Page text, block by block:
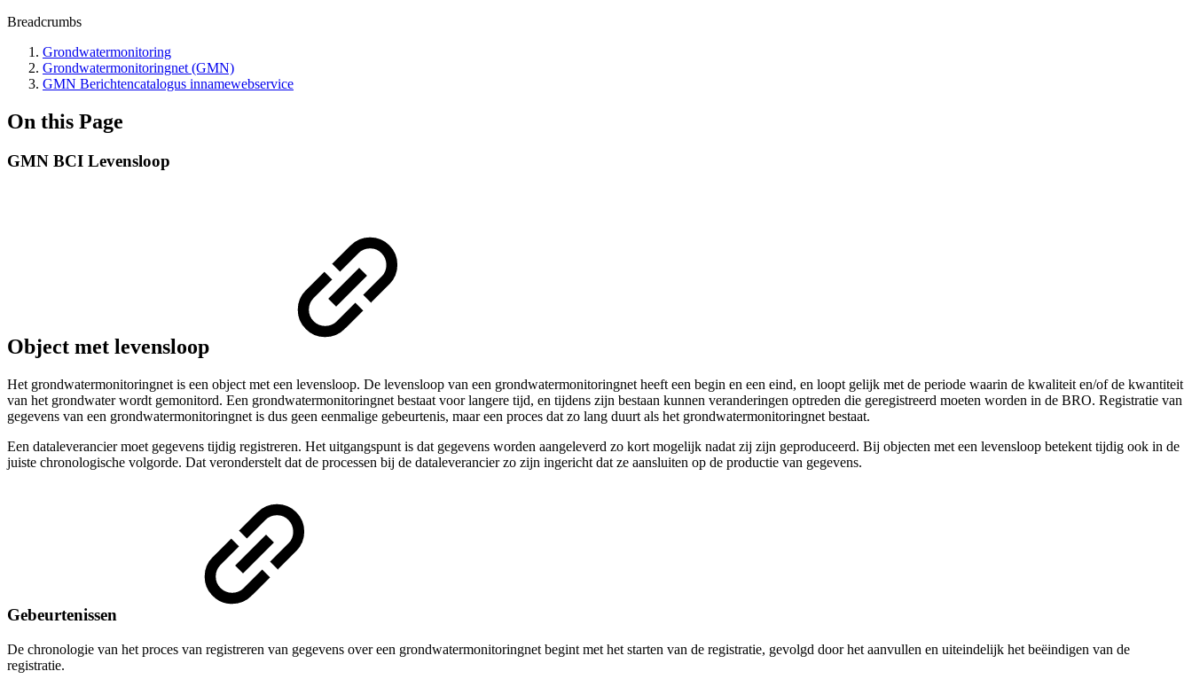
Breadcrumbs
Grondwatermonitoring
Grondwatermonitoringnet (GMN)
GMN Berichtencatalogus innamewebservice
On this Page
GMN BCI Levensloop
Object met levensloop
Het grondwatermonitoringnet is een object met een levensloop. De levensloop van een grondwatermonitoringnet heeft een begin en een eind, en loopt gelijk met de periode waarin de kwaliteit en/of de kwantiteit
van het grondwater wordt gemonitord. Een grondwatermonitoringnet bestaat voor langere tijd, en tijdens zijn bestaan kunnen veranderingen optreden die geregistreerd moeten worden in de BRO. Registratie van
gegevens van een grondwatermonitoringnet is dus geen eenmalige gebeurtenis, maar een proces dat zo lang duurt als het grondwatermonitoringnet bestaat.
Een dataleverancier moet gegevens tijdig registreren. Het uitgangspunt is dat gegevens worden aangeleverd zo kort mogelijk nadat zij zijn geproduceerd. Bij objecten met een levensloop betekent tijdig ook in de
juiste chronologische volgorde. Dat veronderstelt dat de processen bij de dataleverancier zo zijn ingericht dat ze aansluiten op de productie van gegevens.
Gebeurtenissen
De chronologie van het proces van registreren van gegevens over een grondwatermonitoringnet begint met het starten van de registratie, gevolgd door het aanvullen en uiteindelijk het beëindigen van de
registratie.